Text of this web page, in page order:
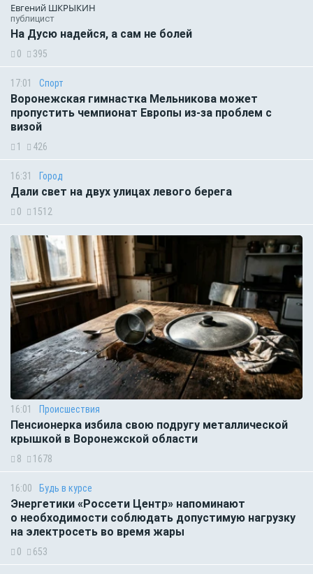
Евгений ШКРЫКИН
публицист
На Дусю надейся, а сам не болей
0 395
17:01 Спорт
Воронежская гимнастка Мельникова может
пропустить чемпионат Европы из-за проблем с
визой
1 426
16:31 Город
Дали свет на двух улицах левого берега
0 1512
16:01 Происшествия
Пенсионерка избила свою подругу металлической
крышкой в Воронежской области
8 1678
16:00 Будь в курсе
Энергетики «Россети Центр» напоминают
о необходимости соблюдать допустимую нагрузку
на электросеть во время жары
0 653